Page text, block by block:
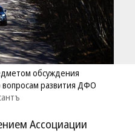
обсуждения
вопросам развития ДФО
Ассоциации